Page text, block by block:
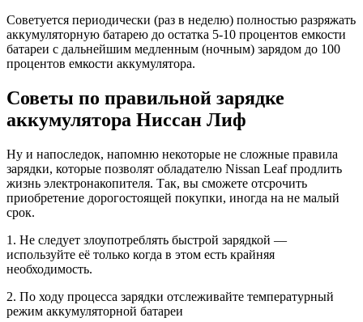
Советуется периодически (раз в неделю) полностью разряжать
аккумуляторную батарею до остатка 5-10 процентов емкости
батареи с дальнейшим медленным (ночным) зарядом до 100
процентов емкости аккумулятора.
Советы по правильной зарядке
аккумулятора Ниссан Лиф
Ну и напоследок, напомню некоторые не сложные правила
зарядки, которые позволят обладателю Nissan Leaf продлить
жизнь электронакопителя. Так, вы сможете отсрочить
приобретение дорогостоящей покупки, иногда на не малый
срок.
1. Не следует злоупотреблять быстрой зарядкой —
используйте её только когда в этом есть крайняя
необходимость.
2. По ходу процесса зарядки отслеживайте температурный
режим аккумуляторной батареи